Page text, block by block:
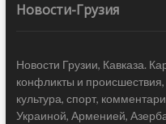
Новости-Грузия
Новости Грузии, Кавказа.
конфликты и происшествия,
культура, спорт,
Украиной, Арменией,